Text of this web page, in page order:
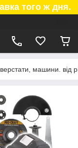
того ж дня.
машини. від